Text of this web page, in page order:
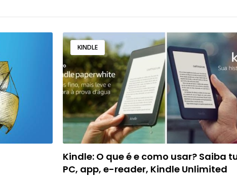
KINDLE
Kindle: O que é e como usar? Saiba
PC, app, e-reader, Kindle Unlimited